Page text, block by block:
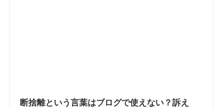
断捨離という言葉はブログで使えない？訴え